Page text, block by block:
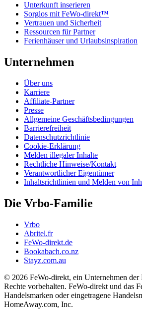
Unterkunft inserieren
Sorglos mit FeWo-direkt™
Vertrauen und Sicherheit
Ressourcen für Partner
Ferienhäuser und Urlaubsinspiration
Unternehmen
Über uns
Karriere
Affiliate-Partner
Presse
Allgemeine Geschäftsbedingungen
Barrierefreiheit
Datenschutzrichtlinie
Cookie-Erklärung
Melden illegaler Inhalte
Rechtliche Hinweise/Kontakt
Verantwortlicher Eigentümer
Inhaltsrichtlinien und Melden von
Die Vrbo-Familie
Vrbo
Abritel.fr
FeWo-direkt.de
Bookabach.co.nz
Stayz.com.au
© 2026 FeWo-direkt, ein Unternehmen
Rechte vorbehalten. FeWo-direkt und das
Handelsmarken oder eingetragene
HomeAway.com, Inc.